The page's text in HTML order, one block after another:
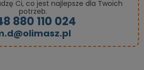
Ci, co jest najlepsze dla Twoich
potrzeb.
880 110 024